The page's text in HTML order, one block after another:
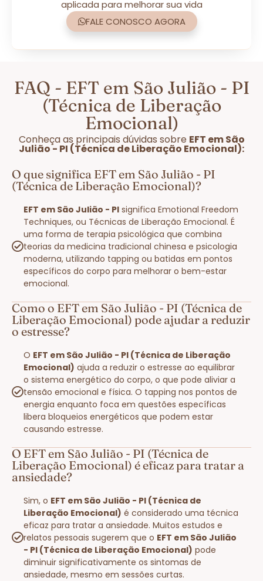
aplicada para melhorar sua vida
FALE CONOSCO AGORA
FAQ - EFT em São Julião - PI
(Técnica de Liberação
Emocional)
Conheça as principais dúvidas sobre EFT em São
Julião - PI (Técnica de Liberação Emocional):
O que significa EFT em São Julião - PI
(Técnica de Liberação Emocional)?
EFT em São Julião - PI significa Emotional Freedom
Techniques, ou Técnicas de Liberação Emocional. É
uma forma de terapia psicológica que combina
teorias da medicina tradicional chinesa e psicologia
moderna, utilizando tapping ou batidas em pontos
específicos do corpo para melhorar o bem-estar
emocional.
Como o EFT em São Julião - PI (Técnica de
Liberação Emocional) pode ajudar a reduzir
o estresse?
O EFT em São Julião - PI (Técnica de Liberação
Emocional) ajuda a reduzir o estresse ao equilibrar
o sistema energético do corpo, o que pode aliviar a
tensão emocional e física. O tapping nos pontos de
energia enquanto foca em questões específicas
libera bloqueios energéticos que podem estar
causando estresse.
O EFT em São Julião - PI (Técnica de
Liberação Emocional) é eficaz para tratar a
ansiedade?
Sim, o EFT em São Julião - PI (Técnica de
Liberação Emocional) é considerado uma técnica
eficaz para tratar a ansiedade. Muitos estudos e
relatos pessoais sugerem que o EFT em São Julião
- PI (Técnica de Liberação Emocional) pode
diminuir significativamente os sintomas de
ansiedade, mesmo em sessões curtas.